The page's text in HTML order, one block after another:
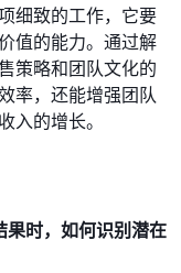
细致的工作，它要
值的能力。通过解
策略和团队文化的
率，还能增强团队
入的增长。
果时，如何识别潜在